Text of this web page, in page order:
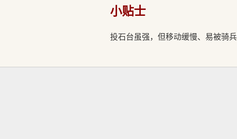
小贴士
投石台虽强，但移动缓慢、易被骑